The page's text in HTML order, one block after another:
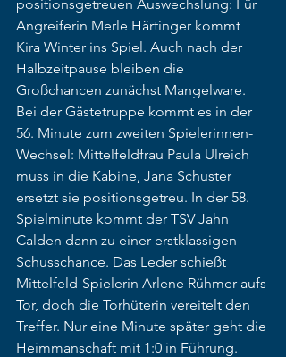
positionsgetreuen Auswechslung: Für
Angreiferin Merle Härtinger kommt
Kira Winter ins Spiel. Auch nach der
Halbzeitpause bleiben die
Großchancen zunächst Mangelware.
Bei der Gästetruppe kommt es in der
56. Minute zum zweiten Spielerinnen-
Wechsel: Mittelfeldfrau Paula Ulreich
muss in die Kabine, Jana Schuster
ersetzt sie positionsgetreu. In der 58.
Spielminute kommt der TSV Jahn
Calden dann zu einer erstklassigen
Schusschance. Das Leder schießt
Mittelfeld-Spielerin Arlene Rühmer aufs
Tor, doch die Torhüterin vereitelt den
Treffer. Nur eine Minute später geht die
Heimmanschaft mit 1:0 in Führung.